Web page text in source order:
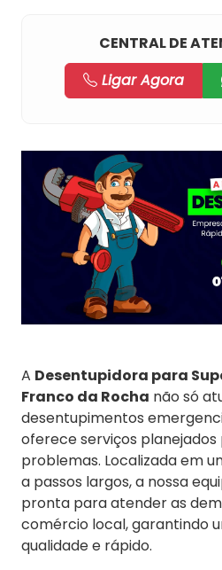
CENTRAL DE
Ligar Agora
A Desentupidora para
Franco da Rocha não só
desentupimentos
oferece serviços
problemas. Localizada em
a passos largos, a nossa
pronta para atender as
comércio local, garantindo
qualidade e rápido.